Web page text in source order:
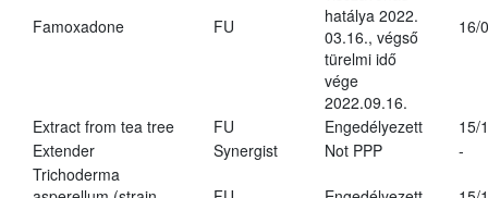
Famoxadone FU
hatálya 2022.
03.16., végső
türelmi idő
vége
2022.09.16.
16/
Extract from tea tree FU Engedélyezett
15/
Extender
Synergist Not PPP
-
Trichoderma